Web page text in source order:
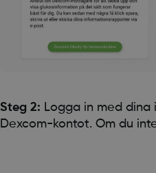
Steg 2: Logga in med
Dexcom-kontot. Om du